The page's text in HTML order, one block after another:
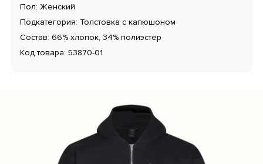
Пол: Женский
Подкатегория: Толстовка с капюшоном
Состав: 66% хлопок, 34% полиэстер
Код товара: 53870-01